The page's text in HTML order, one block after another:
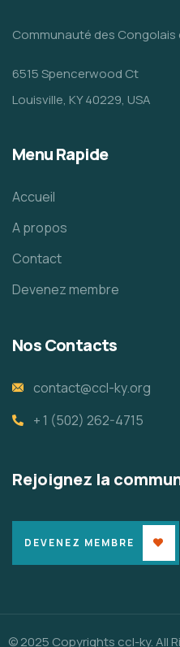
Communauté des Congolais
6515 Spencerwood Ct
Louisville, KY 40229, USA
Menu Rapide
Accueil
A propos
Contact
Devenez membre
Nos Contacts
contact@ccl-ky.org
+ 1 (502) 262-4715
Rejoignez la
DEVENEZ MEMBRE
© 2025 Copyrights ccl-ky. All